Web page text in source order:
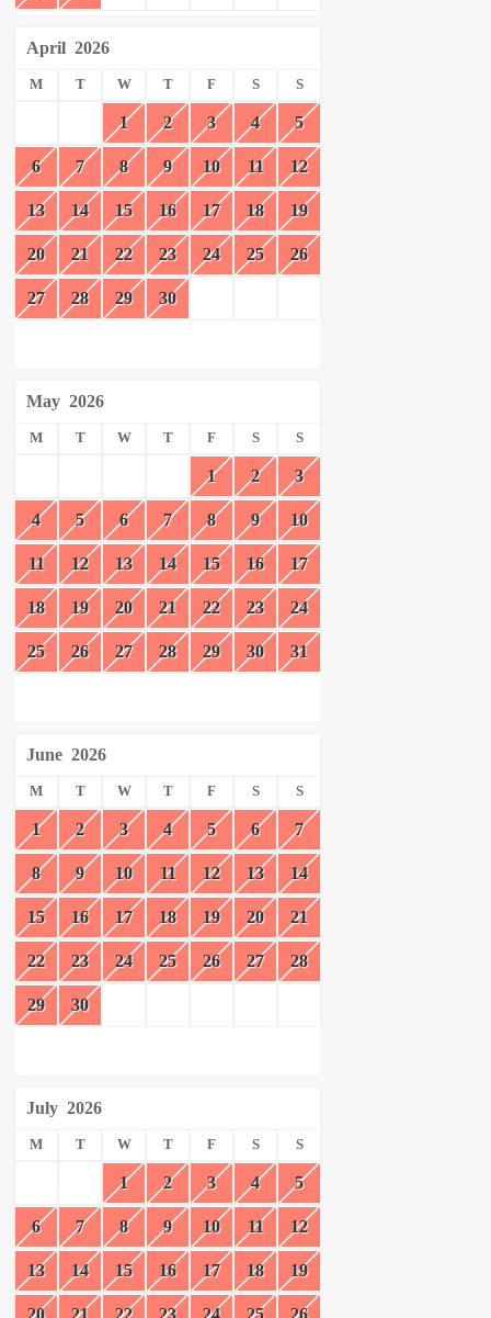
April 2026
M T W T F S S
1 2 3 4 5
6 7 8 9 10 11 12
13 14 15 16 17 18 19
20 21 22 23 24 25 26
27 28 29 30
May 2026
M T W T F S S
1 2 3
4 5 6 7 8 9 10
11 12 13 14 15 16 17
18 19 20 21 22 23 24
25 26 27 28 29 30 31
June 2026
M T W T F S S
1 2 3 4 5 6 7
8 9 10 11 12 13 14
15 16 17 18 19 20 21
22 23 24 25 26 27 28
29 30
July 2026
M T W T F S S
1 2 3 4 5
6 7 8 9 10 11 12
13 14 15 16 17 18 19
20 21 22 23 24 25 26